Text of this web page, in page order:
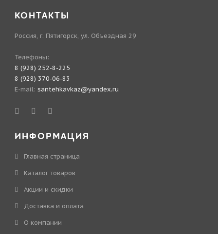
КОНТАКТЫ
Россия, г. Пятигорск, ул. Объездная 29
Телефоны:
8 (928) 252-8-225
8 (928) 370-06-83
E-mail: santehkavkaz@yandex.ru
ИНФОРМАЦИЯ
Главная страница
Каталог товаров
Акции и скидки
Доставка и оплата
О компании